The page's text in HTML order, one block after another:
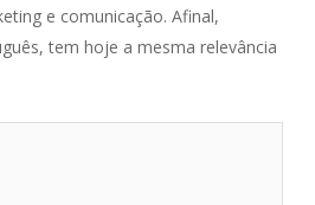
e comunicação. Afinal,
tem hoje a mesma relevância